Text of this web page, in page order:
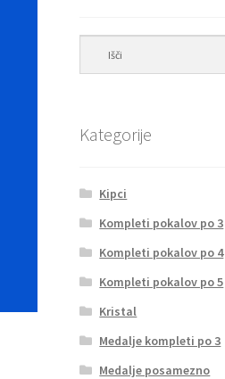
Kategorije
Kipci
Kompleti pokalov po 3
Kompleti pokalov po 4
Kompleti pokalov po 5
Kristal
Medalje kompleti po 3
Medalje posamezno